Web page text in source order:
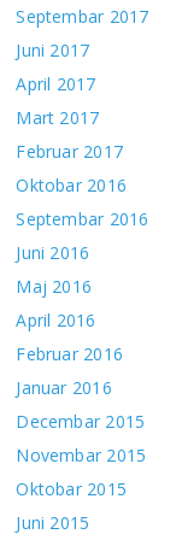
Septembar 2017
Juni 2017
April 2017
Mart 2017
Februar 2017
Oktobar 2016
Septembar 2016
Juni 2016
Maj 2016
April 2016
Februar 2016
Januar 2016
Decembar 2015
Novembar 2015
Oktobar 2015
Juni 2015